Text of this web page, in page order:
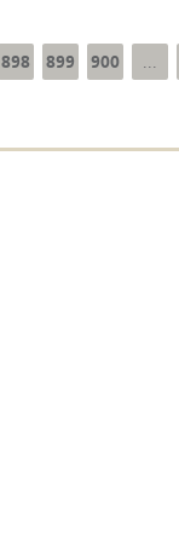
898 899 900